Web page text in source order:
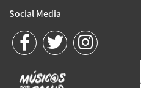
Social Media